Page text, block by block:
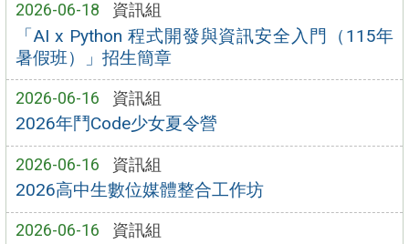
2026-06-18 資訊組
「AI x Python 程式開發與資訊安全入門（115年
暑假班）」招生簡章
2026-06-16 資訊組
2026年鬥Code少女夏令營
2026-06-16 資訊組
2026高中生數位媒體整合工作坊
2026-06-16 資訊組